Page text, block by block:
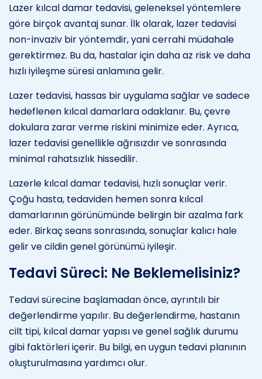
Lazer kılcal damar tedavisi, geleneksel yöntemlere
göre birçok avantaj sunar. İlk olarak, lazer tedavisi
non-invaziv bir yöntemdir, yani cerrahi müdahale
gerektirmez. Bu da, hastalar için daha az risk ve daha
hızlı iyileşme süresi anlamına gelir.
Lazer tedavisi, hassas bir uygulama sağlar ve sadece
hedeflenen kılcal damarlara odaklanır. Bu, çevre
dokulara zarar verme riskini minimize eder. Ayrıca,
lazer tedavisi genellikle ağrısızdır ve sonrasında
minimal rahatsızlık hissedilir.
Lazerle kılcal damar tedavisi, hızlı sonuçlar verir.
Çoğu hasta, tedaviden hemen sonra kılcal
damarlarının görünümünde belirgin bir azalma fark
eder. Birkaç seans sonrasında, sonuçlar kalıcı hale
gelir ve cildin genel görünümü iyileşir.
Tedavi Süreci: Ne Beklemelisiniz?
Tedavi sürecine başlamadan önce, ayrıntılı bir
değerlendirme yapılır. Bu değerlendirme, hastanın
cilt tipi, kılcal damar yapısı ve genel sağlık durumu
gibi faktörleri içerir. Bu bilgi, en uygun tedavi planının
oluşturulmasına yardımcı olur.